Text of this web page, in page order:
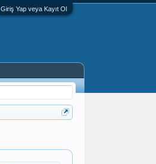
Giriş Yap veya Kayıt Ol